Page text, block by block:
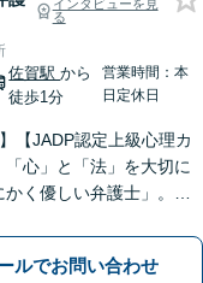
インタビューを見
る
佐賀駅から
徒歩1分
営業時間：本
日定休日
【JADP認定上級心理カ
「心」と「法」を大切に
く優しい弁護士」。お
策を精査してまいりま
／離婚問題など多数の実
ルでお問い合わせ